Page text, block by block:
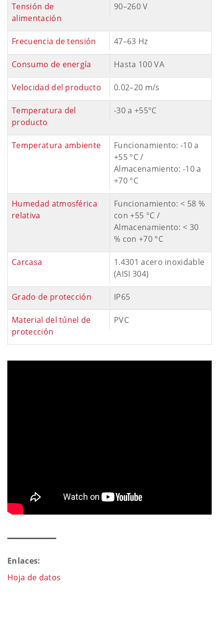
Tensión de
alimentación
90–260 V
Frecuencia de tensión 47–63 Hz
Consumo de energía Hasta 100 VA
Velocidad del producto 0.02–20 m/s
Temperatura del
producto
-30 a +55°C
Temperatura ambiente
Funcionamiento: -10 a
+55 °C /
Almacenamiento: -10 a
+70 °C
Humedad atmosférica
relativa
Funcionamiento: < 58 %
con +55 °C /
Almacenamiento: < 30
% con +70 °C
Carcasa
1.4301 acero inoxidable
(AISI 304)
Grado de protección IP65
Material del túnel de
protección
PVC
Enlaces:
Hoja de datos